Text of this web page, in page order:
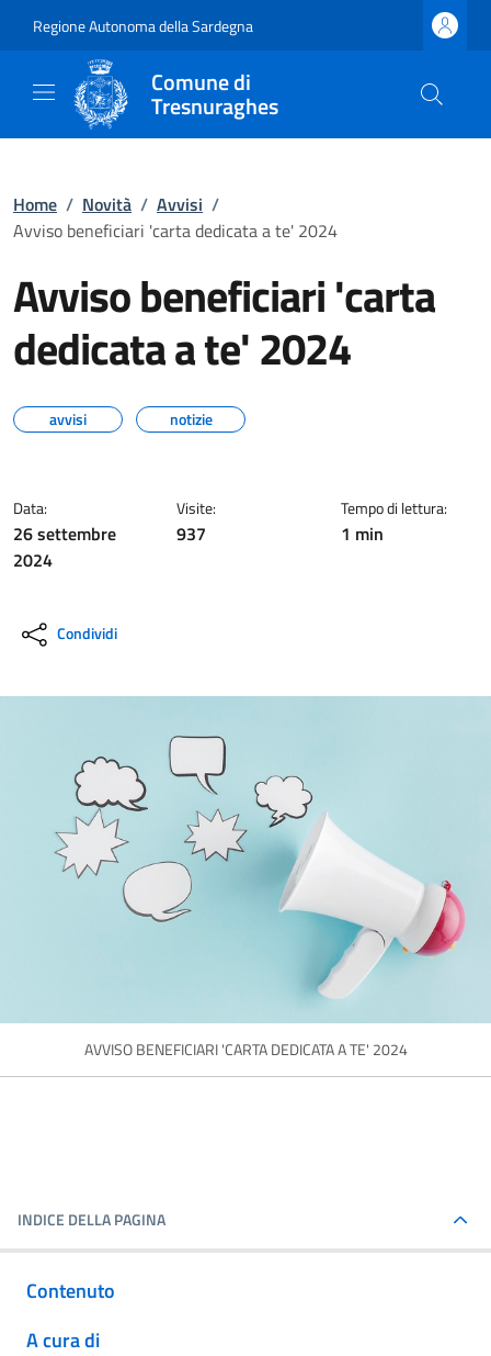
Regione Autonoma della Sardegna
Comune di
Tresnuraghes
Home / Novità / Avvisi /
Avviso beneficiari 'carta dedicata a te' 2024
Avviso beneficiari 'carta
dedicata a te' 2024
avvisi notizie
Data:
26 settembre
2024
Visite:
937
Tempo di lettura:
1 min
Condividi
AVVISO BENEFICIARI 'CARTA DEDICATA A TE' 2024
INDICE DELLA PAGINA
Contenuto
A cura di